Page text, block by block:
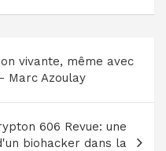
vivante, même avec
Marc Azoulay
606 Revue: une
biohacker dans la